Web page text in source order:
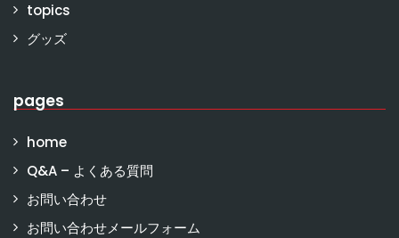
topics
グッズ
pages
home
Q&A – よくある質問
お問い合わせ
お問い合わせメールフォーム